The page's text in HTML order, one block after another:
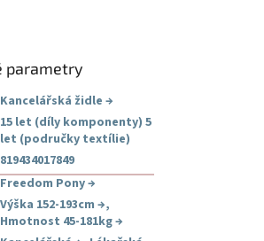
parametry
Kancelářská židle →
15 let (díly komponenty) 5
let (područky textílie)
819434017849
Freedom Pony→
Výška 152-193cm →,
Hmotnost 45-181kg→